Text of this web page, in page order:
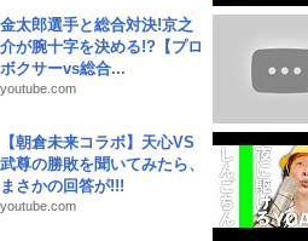
金太郎選手と総合対決!京之
介が腕十字を決める!?【プロ
ボクサーvs総合...
youtube.com
【朝倉未来コラボ】天心VS
武尊の勝敗を聞いてみたら、
まさかの回答が!!!
youtube.com